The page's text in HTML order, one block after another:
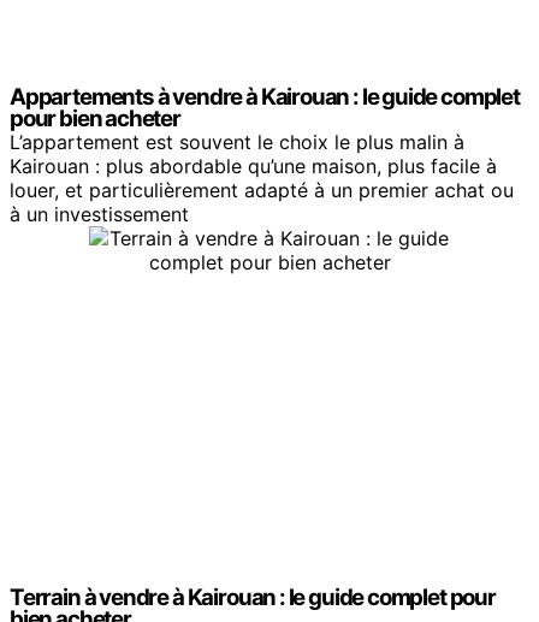
Appartements à vendre à Kairouan : le guide complet
pour bien acheter
L’appartement est souvent le choix le plus malin à
Kairouan : plus abordable qu’une maison, plus facile à
louer, et particulièrement adapté à un premier achat ou
à un investissement
Terrain à vendre à Kairouan : le guide complet pour